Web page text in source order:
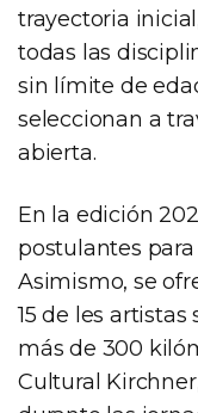
trayectoria
todas las
sin límite de
seleccionan a
abierta.
En la edición
postulantes
Asimismo, se
15 de les
más de 300
Cultural